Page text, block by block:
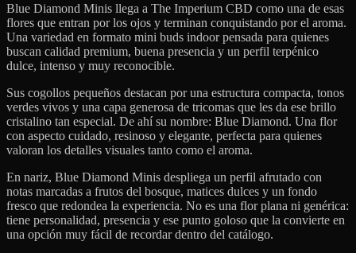
Blue Diamond Minis llega a The Imperium CBD como una de esas
flores que entran por los ojos y terminan conquistando por el aroma.
Una variedad en formato mini buds indoor pensada para quienes
buscan calidad premium, buena presencia y un perfil terpénico
dulce, intenso y muy reconocible.
Sus cogollos pequeños destacan por una estructura compacta, tonos
verdes vivos y una capa generosa de tricomas que les da ese brillo
cristalino tan especial. De ahí su nombre: Blue Diamond. Una flor
con aspecto cuidado, resinoso y elegante, perfecta para quienes
valoran los detalles visuales tanto como el aroma.
En nariz, Blue Diamond Minis despliega un perfil afrutado con
notas marcadas a frutos del bosque, matices dulces y un fondo
fresco que redondea la experiencia. No es una flor plana ni genérica:
tiene personalidad, presencia y ese punto goloso que la convierte en
una opción muy fácil de recordar dentro del catálogo.